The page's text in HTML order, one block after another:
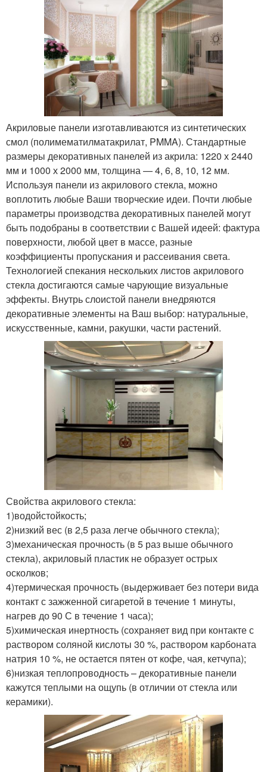
Акриловые панели изготавливаются из синтетических
смол (полимематилматакрилат, PMMA). Стандартные
размеры декоративных панелей из акрила: 1220 х 2440
мм и 1000 х 2000 мм, толщина — 4, 6, 8, 10, 12 мм.
Используя панели из акрилового стекла, можно
воплотить любые Ваши творческие идеи. Почти любые
параметры производства декоративных панелей могут
быть подобраны в соответствии с Вашей идеей: фактура
поверхности, любой цвет в массе, разные
коэффициенты пропускания и рассеивания света.
Технологией спекания нескольких листов акрилового
стекла достигаются самые чарующие визуальные
эффекты. Внутрь слоистой панели внедряются
декоративные элементы на Ваш выбор: натуральные,
искусственные, камни, ракушки, части растений.
Свойства акрилового стекла:
1)водойстойкость;
2)низкий вес (в 2,5 раза легче обычного стекла);
3)механическая прочность (в 5 раз выше обычного
стекла), акриловый пластик не образует острых
осколков;
4)термическая прочность (выдерживает без потери вида
контакт с зажженной сигаретой в течение 1 минуты,
нагрев до 90 С в течение 1 часа);
5)химическая инертность (сохраняет вид при контакте с
раствором соляной кислоты 30 %, раствором карбоната
натрия 10 %, не остается пятен от кофе, чая, кетчупа);
6)низкая теплопроводность – декоративные панели
кажутся теплыми на ощупь (в отличии от стекла или
керамики).